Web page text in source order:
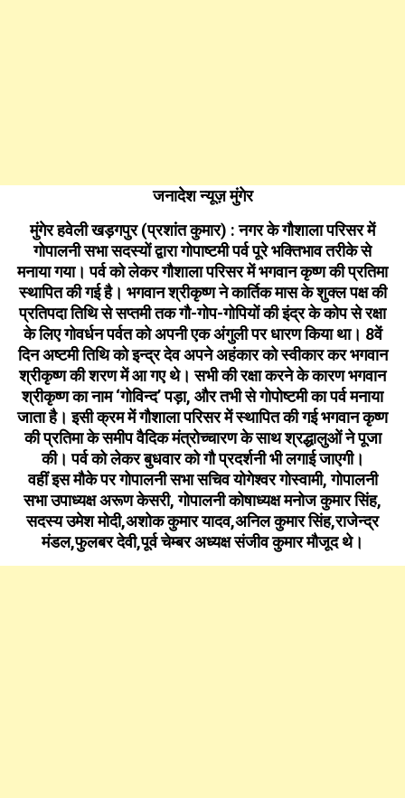
जनादेश न्यूज़ मुंगेर
मुंगेर हवेली खड़गपुर (प्रशांत कुमार) : नगर के गौशाला परिसर में
गोपालनी सभा सदस्यों द्वारा गोपाष्टमी पर्व पूरे भक्तिभाव तरीके से
मनाया गया। पर्व को लेकर गौशाला परिसर में भगवान कृष्ण की प्रतिमा
स्थापित की गई है। भगवान श्रीकृष्ण ने कार्तिक मास के शुक्ल पक्ष की
प्रतिपदा तिथि से सप्तमी तक गौ-गोप-गोपियों की इंद्र के कोप से रक्षा
के लिए गोवर्धन पर्वत को अपनी एक अंगुली पर धारण किया था। 8वें
दिन अष्टमी तिथि को इन्द्र देव अपने अहंकार को स्वीकार कर भगवान
श्रीकृष्ण की शरण में आ गए थे। सभी की रक्षा करने के कारण भगवान
श्रीकृष्ण का नाम ‘गोविन्द’ पड़ा, और तभी से गोपोष्टमी का पर्व मनाया
जाता है।इसी क्रम में गौशाला परिसर में स्थापित की गई भगवान कृष्ण
की प्रतिमा के समीप वैदिक मंत्रोच्चारण के साथ श्रद्धालुओं ने पूजा
की। पर्व को लेकर बुधवार को गौ प्रदर्शनी भी लगाई जाएगी।
वहीं इस मौके पर गोपालनी सभा सचिव योगेश्वर गोस्वामी, गोपालनी
सभा उपाध्यक्ष अरूण केसरी, गोपालनी कोषाध्यक्ष मनोज कुमार सिंह,
सदस्य उमेश मोदी,अशोक कुमार यादव,अनिल कुमार सिंह,राजेन्द्र
मंडल,फुलबर देवी,पूर्व चेम्बर अध्यक्ष संजीव कुमार मौजूद थे।